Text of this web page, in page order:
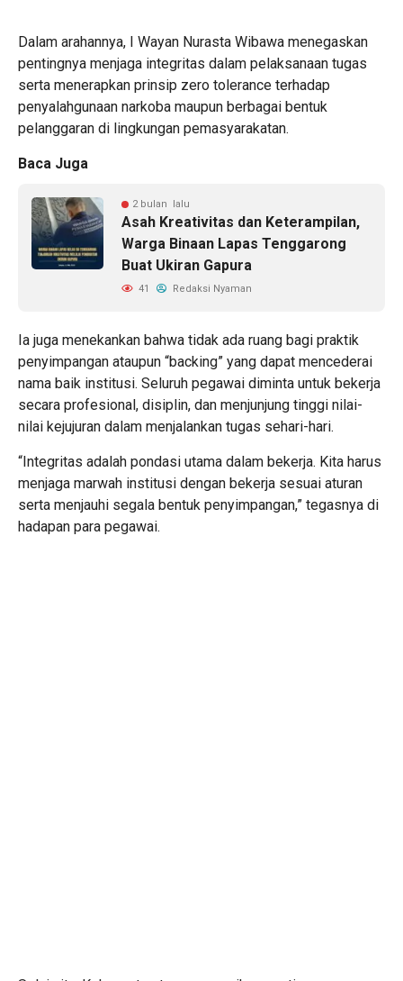
Dalam arahannya, I Wayan Nurasta Wibawa menegaskan
pentingnya menjaga integritas dalam pelaksanaan tugas
serta menerapkan prinsip zero tolerance terhadap
penyalahgunaan narkoba maupun berbagai bentuk
pelanggaran di lingkungan pemasyarakatan.
Baca Juga
2 bulan lalu
Asah Kreativitas dan Keterampilan,
Warga Binaan Lapas Tenggarong
Buat Ukiran Gapura
41 Redaksi Nyaman
Ia juga menekankan bahwa tidak ada ruang bagi praktik
penyimpangan ataupun “backing” yang dapat mencederai
nama baik institusi. Seluruh pegawai diminta untuk bekerja
secara profesional, disiplin, dan menjunjung tinggi nilai-
nilai kejujuran dalam menjalankan tugas sehari-hari.
“Integritas adalah pondasi utama dalam bekerja. Kita harus
menjaga marwah institusi dengan bekerja sesuai aturan
serta menjauhi segala bentuk penyimpangan,” tegasnya di
hadapan para pegawai.